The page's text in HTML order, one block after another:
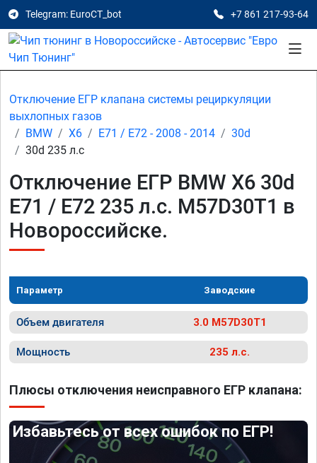
Telegram: EuroCT_bot +7 861 217-93-64
Отключение ЕГР клапана системы рециркуляции
выхлопных газов
BMW
X6 E71 / E72 - 2008 - 2014
30d
30d 235 л.с
Отключение ЕГР BMW X6 30d
E71 / E72 235 л.с. M57D30T1 в
Новороссийске.
Параметр Заводские
Объем двигателя 3.0 M57D30T1
Мощность 235 л.с.
Плюсы отключения неисправного ЕГР клапана:
Избавьтесь от всех ошибок по ЕГР!